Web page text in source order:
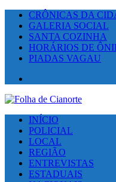
CRÔNICAS DA
GALERIA SOCIAL
SANTA COZINHA
HORÁRIOS DE
PIADAS VAGAU
INÍCIO
POLICIAL
LOCAL
REGIÃO
ENTREVISTAS
ESTADUAIS